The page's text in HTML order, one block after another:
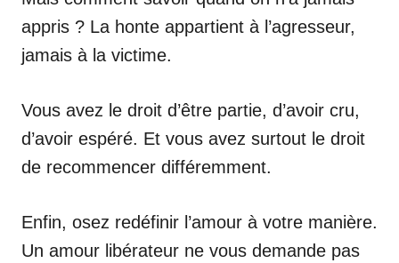
appris ? La honte appartient à l’agresseur,
jamais à la victime.
Vous avez le droit d’être partie, d’avoir cru,
d’avoir espéré. Et vous avez surtout le droit
de recommencer différemment.
Enfin, osez redéfinir l’amour à votre manière.
Un amour libérateur ne vous demande pas